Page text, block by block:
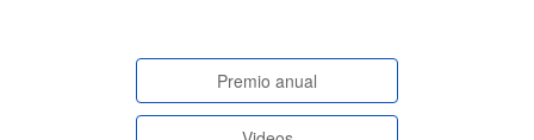
paginasespeciales
Premio anual